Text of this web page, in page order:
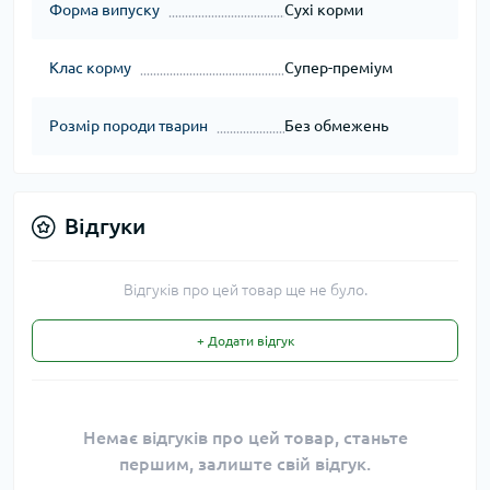
Форма випуску Сухі корми
Клас корму Супер-преміум
Розмір породи тварин Без обмежень
Відгуки
Відгуків про цей товар ще не було.
+ Додати відгук
Немає відгуків про цей товар, станьте
першим, залиште свій відгук.